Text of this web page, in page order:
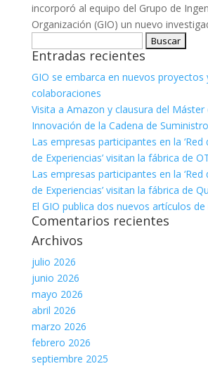
incorporó al equipo del Grupo de
Organización (GIO) un nuevo
Entradas recientes
GIO se embarca en nuevos proyectos
colaboraciones
Visita a Amazon y clausura del Máster
Innovación de la Cadena de Suministro
Las empresas participantes en la
de Experiencias’ visitan la fábrica de
Las empresas participantes en la
de Experiencias’ visitan la fábrica de
El GIO publica dos nuevos artículos
Comentarios recientes
Archivos
julio 2026
junio 2026
mayo 2026
abril 2026
marzo 2026
febrero 2026
septiembre 2025